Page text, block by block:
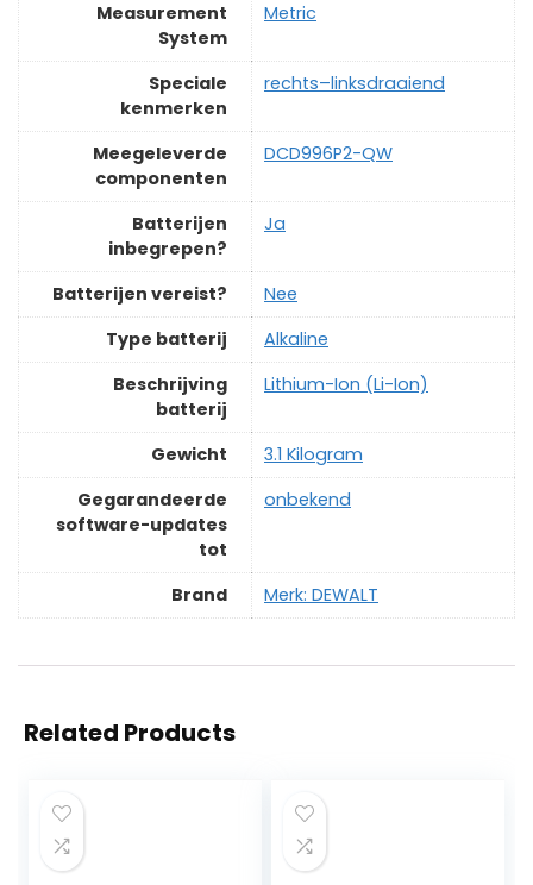
Measurement
System
‎Metric
Speciale
kenmerken
‎rechts–linksdraaiend
Meegeleverde
componenten
‎DCD996P2-QW
Batterijen
inbegrepen?
‎Ja
Batterijen vereist?
‎Nee
Type batterij
‎Alkaline
Beschrijving
batterij
‎Lithium-Ion (Li-Ion)
Gewicht
‎3.1 Kilogram
Gegarandeerde
software-updates
tot
‎onbekend
Brand Merk: DEWALT
Related Products